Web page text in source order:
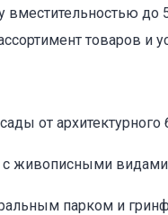
вместительностью
товаров и
от
живописными видами
парком и